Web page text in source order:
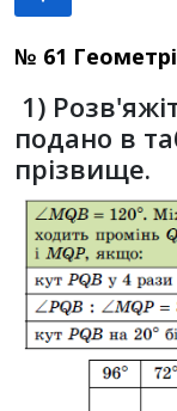
№ 61
1)
подано в
прізвище.